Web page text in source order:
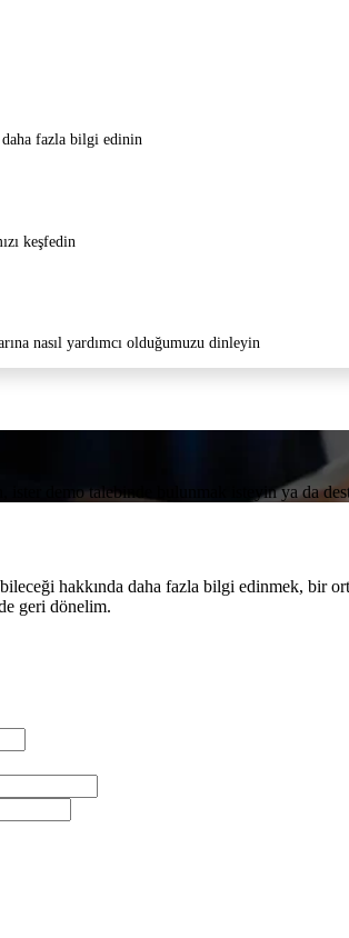
fazla bilgi edinin
keşfedin
nasıl yardımcı olduğumuzu dinleyin
ister demo talebinde bulunmak isteyin ya da
hakkında daha fazla bilgi edinmek, bir
geri dönelim.